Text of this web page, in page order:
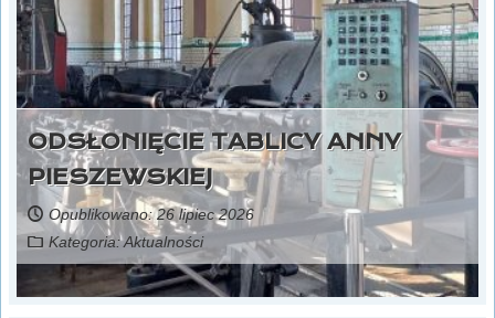
ODSŁONIĘCIE TABLICY ANNY
PIESZEWSKIEJ
Opublikowano: 26 lipiec 2026
Kategoria:Aktualności